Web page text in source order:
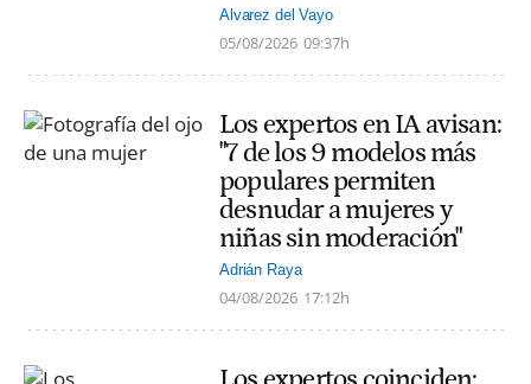
Alvarez del Vayo
05/08/2026 09:37h
Los expertos en IA avisan:
"7 de los 9 modelos más
populares permiten
desnudar a mujeres y
niñas sin moderación"
Adrián Raya
04/08/2026 17:12h